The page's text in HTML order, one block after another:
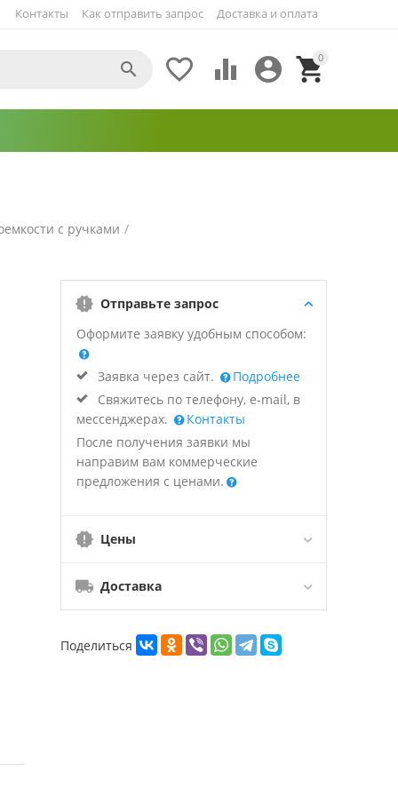
Как отправить запрос Доставка и оплата
Контакты
0


 

с ручками /
Отправьте запрос
Оформите заявку удобным способом:
Заявка через сайт.
Подробнее
Свяжитесь по телефону, e-mail, в
мессенджерах.
Контакты
После получения заявки мы
направим вам коммерческие
предложения с ценами.
Цены
Доставка
Поделиться